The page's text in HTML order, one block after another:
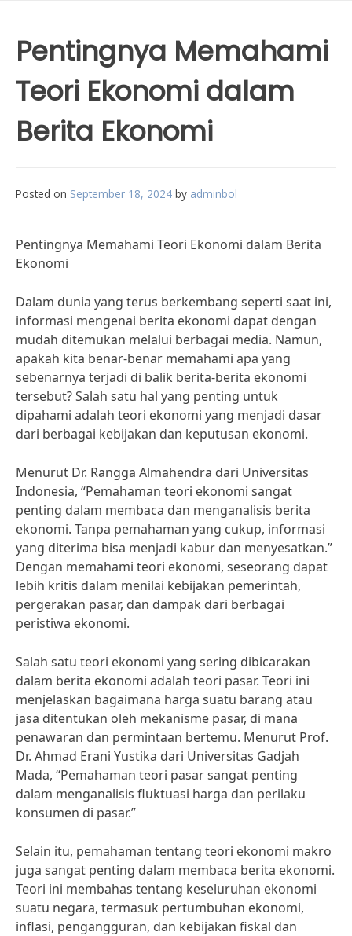
Pentingnya Memahami
Teori Ekonomi dalam
Berita Ekonomi
Posted on September 18, 2024 by adminbol
Pentingnya Memahami Teori Ekonomi dalam Berita
Ekonomi
Dalam dunia yang terus berkembang seperti saat ini,
informasi mengenai berita ekonomi dapat dengan
mudah ditemukan melalui berbagai media. Namun,
apakah kita benar-benar memahami apa yang
sebenarnya terjadi di balik berita-berita ekonomi
tersebut? Salah satu hal yang penting untuk
dipahami adalah teori ekonomi yang menjadi dasar
dari berbagai kebijakan dan keputusan ekonomi.
Menurut Dr. Rangga Almahendra dari Universitas
Indonesia, “Pemahaman teori ekonomi sangat
penting dalam membaca dan menganalisis berita
ekonomi. Tanpa pemahaman yang cukup, informasi
yang diterima bisa menjadi kabur dan menyesatkan.”
Dengan memahami teori ekonomi, seseorang dapat
lebih kritis dalam menilai kebijakan pemerintah,
pergerakan pasar, dan dampak dari berbagai
peristiwa ekonomi.
Salah satu teori ekonomi yang sering dibicarakan
dalam berita ekonomi adalah teori pasar. Teori ini
menjelaskan bagaimana harga suatu barang atau
jasa ditentukan oleh mekanisme pasar, di mana
penawaran dan permintaan bertemu. Menurut Prof.
Dr. Ahmad Erani Yustika dari Universitas Gadjah
Mada, “Pemahaman teori pasar sangat penting
dalam menganalisis fluktuasi harga dan perilaku
konsumen di pasar.”
Selain itu, pemahaman tentang teori ekonomi makro
juga sangat penting dalam membaca berita ekonomi.
Teori ini membahas tentang keseluruhan ekonomi
suatu negara, termasuk pertumbuhan ekonomi,
inflasi, pengangguran, dan kebijakan fiskal dan